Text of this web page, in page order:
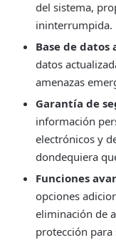
del sistema,
ininterrumpida.
Base de datos
datos
amenazas
Garantía de
información
electrónicos y
dondequiera
Funciones
opciones
eliminación de
protección para